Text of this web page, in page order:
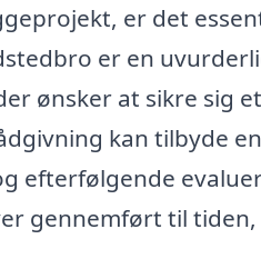
er det
er en
ønsker at sikre sig
kan tilbyde
efterfølgende
gennemført til